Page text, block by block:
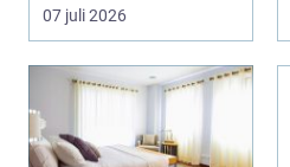
besöka...
07 juli 2026